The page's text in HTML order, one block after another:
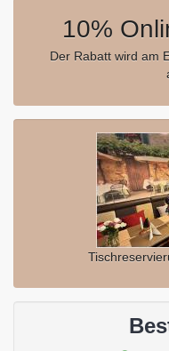
10%
Der Rabatt wird am